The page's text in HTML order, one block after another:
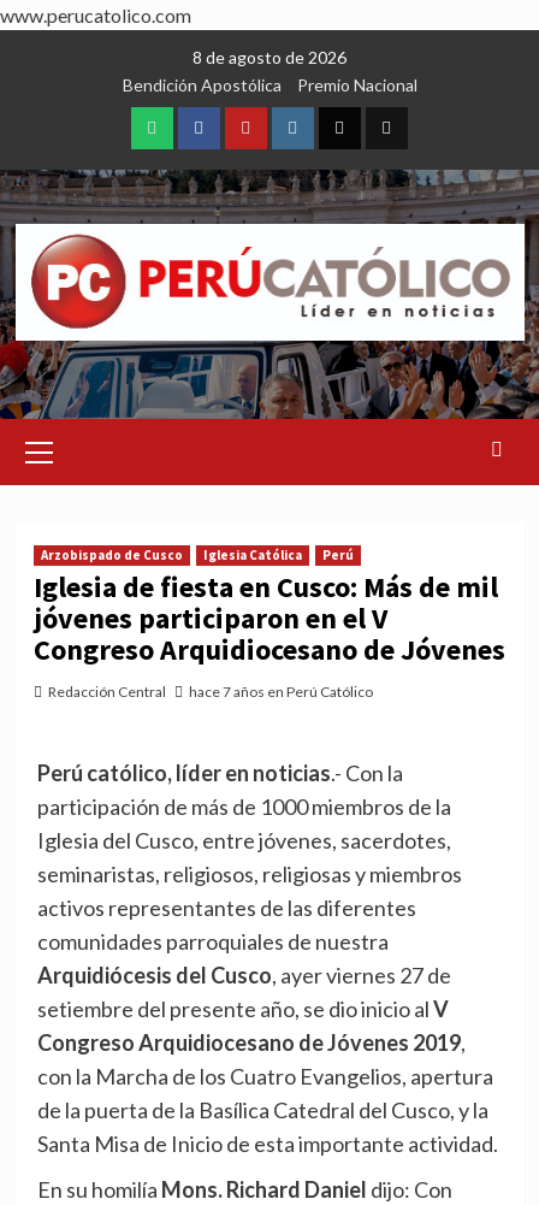
www.perucatolico.com
8 de agosto de 2026
Bendición Apostólica
Premio Nacional
WhatsAppFacebookYoutubeInstagram
X TikTok
Menu
Arzobispado de Cusco Iglesia Católica Perú
Iglesia de fiesta en Cusco: Más de mil
jóvenes participaron en el V
Congreso Arquidiocesano de Jóvenes
Redacción Central hace 7 años en Perú Católico
Perú católico, líder en noticias.- Con la
participación de más de 1000 miembros de la
Iglesia del Cusco, entre jóvenes, sacerdotes,
seminaristas, religiosos, religiosas y miembros
activos representantes de las diferentes
comunidades parroquiales de nuestra
Arquidiócesis del Cusco, ayer viernes 27 de
setiembre del presente año, se dio inicio alV
Congreso Arquidiocesano de Jóvenes 2019,
con la Marcha de los Cuatro Evangelios, apertura
de la puerta de la Basílica Catedral del Cusco, y la
Santa Misa de Inicio de esta importante actividad.
En su homilía Mons. Richard Daniel dijo: Con